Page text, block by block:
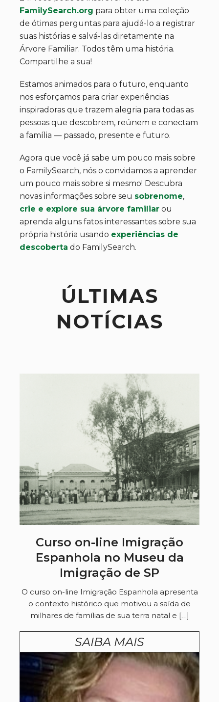
FamilySearch.org para obter uma coleção
de ótimas perguntas para ajudá-lo a registrar
suas histórias e salvá-las diretamente na
Árvore Familiar. Todos têm uma história.
Compartilhe a sua!
Estamos animados para o futuro, enquanto
nos esforçamos para criar experiências
inspiradoras que trazem alegria para todas as
pessoas que descobrem, reúnem e conectam
a família — passado, presente e futuro.
Agora que você já sabe um pouco mais sobre
o FamilySearch, nós o convidamos a aprender
um pouco mais sobre si mesmo! Descubra
novas informações sobre seu sobrenome,
crie e explore sua árvore familiar ou
aprenda alguns fatos interessantes sobre sua
própria história usando experiências de
descoberta do FamilySearch.
ÚLTIMAS
NOTÍCIAS
Curso on-line Imigração
Espanhola no Museu da
Imigração de SP
O curso on-line Imigração Espanhola apresenta
o contexto histórico que motivou a saída de
milhares de famílias de sua terra natal e […]
SAIBA MAIS